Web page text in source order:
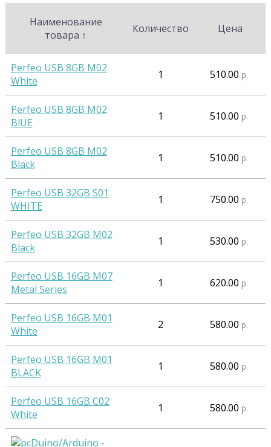
Наименование
товара ↑ Количество Цена
Perfeo USB 8GB M02
White
1 510.00 р.
Perfeo USB 8GB M02
BlUE
1 510.00 р.
Perfeo USB 8GB M02
Black
1 510.00 р.
Perfeo USB 32GB S01
WHITE
1 750.00 р.
Perfeo USB 32GB M02
Black
1 530.00 р.
Perfeo USB 16GB M07
Metal Series
1 620.00 р.
Perfeo USB 16GB M01
White
2 580.00 р.
Perfeo USB 16GB M01
BLACK
1 580.00 р.
Perfeo USB 16GB C02
White
1 580.00 р.